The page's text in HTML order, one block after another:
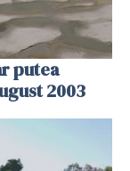
putea
2003